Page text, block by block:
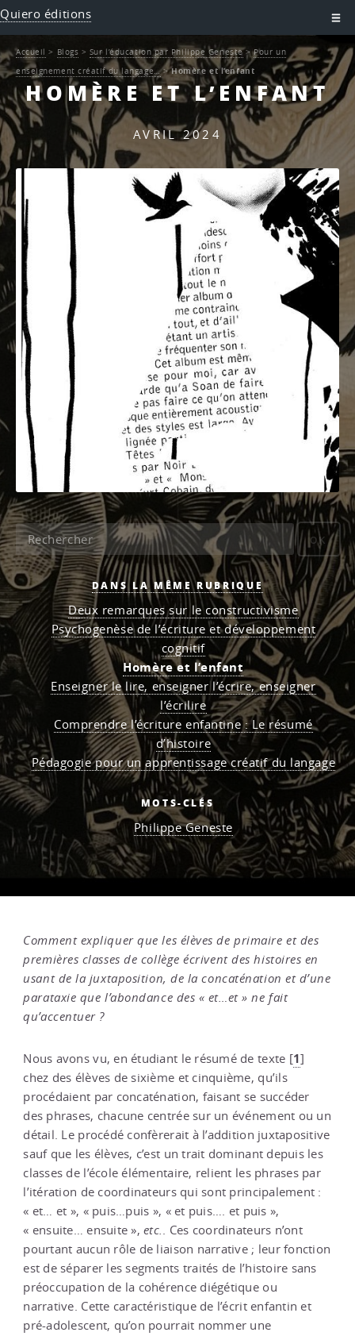
Quiero éditions
HOMÈRE ET L’ENFANT
AVRIL 2024
OK
DANS LA MÊME RUBRIQUE
Deux remarques sur le constructivisme
Psychogenèse de l’écriture et développement
cognitif
Homère et l’enfant
Enseigner le lire, enseigner l’écrire, enseigner
l’écrilire
Comprendre l’écriture enfantine : Le résumé
d’histoire
Pédagogie pour un apprentissage créatif du langage
MOTS-CLÉS
Philippe Geneste
Accueil > Blogs > Sur l’éducation par Philippe Geneste>Pour un
enseignement créatif du langage…>Homère et l’enfant
Comment expliquer que les élèves de primaire et des
premières classes de collège écrivent des histoires en
usant de la juxtaposition, de la concaténation et d’une
parataxie que l’abondance des « et…et » ne fait
qu’accentuer ?
Nous avons vu, en étudiant le résumé de texte [1]
chez des élèves de sixième et cinquième, qu’ils
procédaient par concaténation, faisant se succéder
des phrases, chacune centrée sur un événement ou un
détail. Le procédé confèrerait à l’addition juxtapositive
sauf que les élèves, c’est un trait dominant depuis les
classes de l’école élémentaire, relient les phrases par
l’itération de coordinateurs qui sont principalement :
« et… et », « puis…puis », « et puis…. et puis »,
« ensuite… ensuite »,etc.. Ces coordinateurs n’ont
pourtant aucun rôle de liaison narrative ; leur fonction
est de séparer les segments traités de l’histoire sans
préoccupation de la cohérence diégétique ou
narrative. Cette caractéristique de l’écrit enfantin et
pré-adolescent, qu’on pourrait nommer une